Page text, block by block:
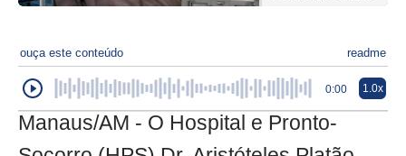
ouça este conteúdo readme
0:00 1.0x
Manaus/AM - O Hospital e Pronto-